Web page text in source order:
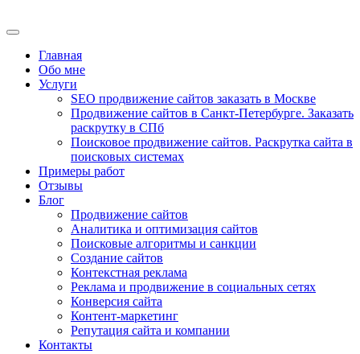
Главная
Обо мне
Услуги
SEO продвижение сайтов заказать в Москве
Продвижение сайтов в Санкт-Петербурге. Заказать
раскрутку в СПб
Поисковое продвижение сайтов. Раскрутка сайта в
поисковых системах
Примеры работ
Отзывы
Блог
Продвижение сайтов
Аналитика и оптимизация сайтов
Поисковые алгоритмы и санкции
Создание сайтов
Контекстная реклама
Реклама и продвижение в социальных сетях
Конверсия сайта
Контент-маркетинг
Репутация сайта и компании
Контакты